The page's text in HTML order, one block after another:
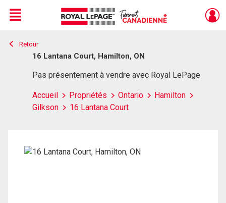
Live
En Direct
Menu
Retour
16 Lantana Court, Hamilton, ON
Pas présentement à vendre avec Royal LePage
Accueil Propriétés Ontario
Hamilton
Gilkson
16 Lantana Court